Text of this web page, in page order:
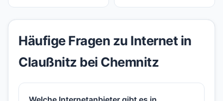
Häufige Fragen zu Internet in
Claußnitz bei Chemnitz